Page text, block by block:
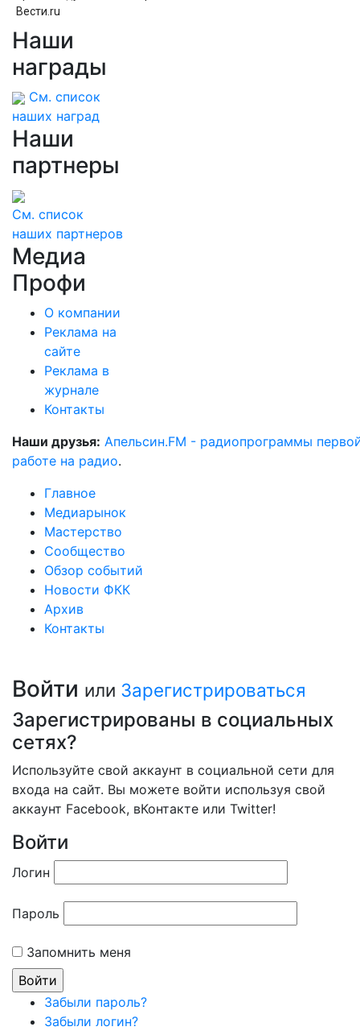
Вести.ru
«Обманывают РЛС»: выяснилось, как
Наши
награды
См. список
наших наград
Наши
партнеры
См. список
наших партнеров
Медиа
Профи
О компании
Реклама на
сайте
Реклама в
журнале
Контакты
Наши друзья: Апельсин.FM - радиопрограммы
работе на радио.
Главное
Медиарынок
Мастерство
Сообщество
Обзор событий
Новости ФКК
Архив
Контакты
Войти или Зарегистрироваться
Зарегистрированы в социальных
сетях?
Используйте свой аккаунт в социальной сети для
входа на сайт. Вы можете войти используя свой
аккаунт Facebook, вКонтакте или Twitter!
Войти
Логин
Пароль
Запомнить меня
Забыли пароль?
Забыли логин?